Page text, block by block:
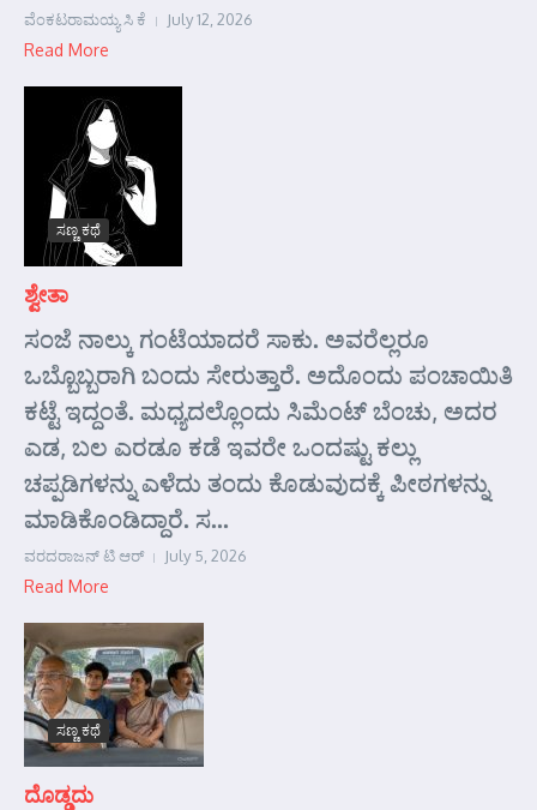
ವೆಂಕಟರಾಮಯ್ಯ ಸಿ ಕೆ July 12, 2026
Read More
ಸಣ್ಣ ಕಥೆ
ಶ್ವೇತಾ
ಸಂಜೆ ನಾಲ್ಕು ಗಂಟೆಯಾದರೆ ಸಾಕು. ಅವರೆಲ್ಲರೂ
ಒಬ್ಬೊಬ್ಬರಾಗಿ ಬಂದು ಸೇರುತ್ತಾರೆ. ಅದೊಂದು ಪಂಚಾಯಿತಿ
ಕಟ್ಟೆ ಇದ್ದಂತೆ. ಮಧ್ಯದಲ್ಲೊಂದು ಸಿಮೆಂಟ್ ಬೆಂಚು, ಅದರ
ಎಡ, ಬಲ ಎರಡೂ ಕಡೆ ಇವರೇ ಒಂದಷ್ಟು ಕಲ್ಲು
ಚಪ್ಪಡಿಗಳನ್ನು ಎಳೆದು ತಂದು ಕೊಡುವುದಕ್ಕೆ ಪೀಠಗಳನ್ನು
ಮಾಡಿಕೊಂಡಿದ್ದಾರೆ. ಸ...
ವರದರಾಜನ್ ಟಿ ಆರ್ July 5, 2026
Read More
ಸಣ್ಣ ಕಥೆ
ದೊಡ್ಡದು